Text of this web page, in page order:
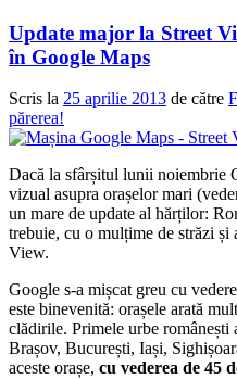
Update major la Street
în Google Maps
Scris la 25 aprilie 2013 de către
părerea!
Dacă la sfârșitul lunii noiembrie
vizual asupra orașelor mari
un mare de update al hărților:
trebuie, cu o mulțime de străzi și
View.
Google s-a mișcat greu cu
este binevenită: orașele arată
clădirile. Primele urbe românești
Brașov, București, Iași,
aceste orașe, cu vederea de 45